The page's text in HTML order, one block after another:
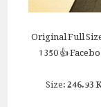
Full
1350👍
246.93